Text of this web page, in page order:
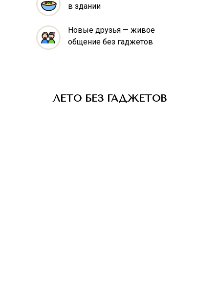
в здании
Новые друзья — живое
общение без гаджетов
ЛЕТО БЕЗ ГАДЖЕТОВ